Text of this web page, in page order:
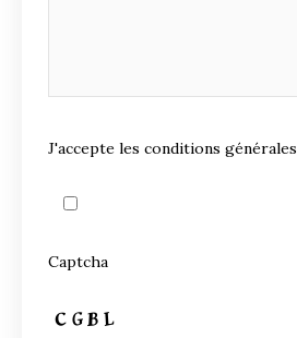
J'accepte les conditions générales
Captcha